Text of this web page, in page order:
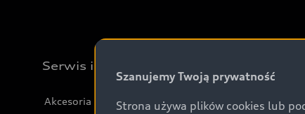
Serwis i akcesoria
Akcesoria
Szanujemy Twoją prywatność
Strona używa plików cookies lub